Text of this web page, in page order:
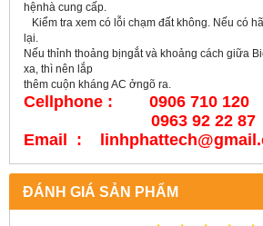
hệnhà cung cấp.
Kiểm tra xem có lỗi chạm đất không. Nếu có
lại.
Nếu thỉnh thoảng bịngắt và khoảng cách giữa
xa, thì nên lắp
thêm cuộn kháng AC ởngõ ra.
Cellphone : 0906 710 120
0963 92 22 87
Email :
ĐÁNH GIÁ SẢN PHẨM